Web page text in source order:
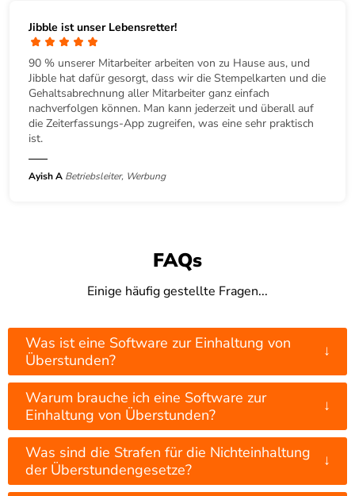
Jibble ist unser Lebensretter!
90 % unserer Mitarbeiter arbeiten von zu Hause aus, und
Jibble hat dafür gesorgt, dass wir die Stempelkarten und die
Gehaltsabrechnung aller Mitarbeiter ganz einfach
nachverfolgen können. Man kann jederzeit und überall auf
die Zeiterfassungs-App zugreifen, was eine sehr praktisch
ist.
Ayish A Betriebsleiter, Werbung
FAQs
Einige häufig gestellte Fragen...
Was ist eine Software zur Einhaltung von
Überstunden?
↓
Warum brauche ich eine Software zur
Einhaltung von Überstunden?
↓
Was sind die Strafen für die Nichteinhaltung
der Überstundengesetze?
↓